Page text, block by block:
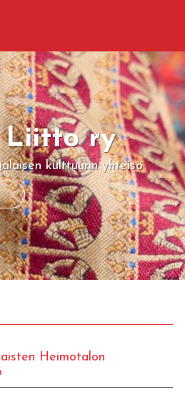
Liitto ry
kulttuurin yhteisö
Heimotalon